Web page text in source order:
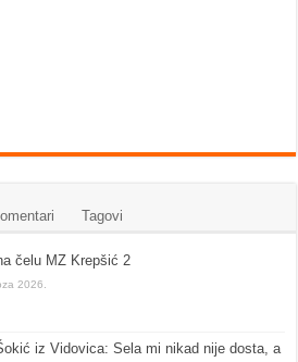
Tagovi
čelu MZ Krepšić 2
2026.
iz Vidovica: Sela mi nikad nije dosta, a